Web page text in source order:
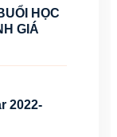
HỌC
GIÁ
2022-